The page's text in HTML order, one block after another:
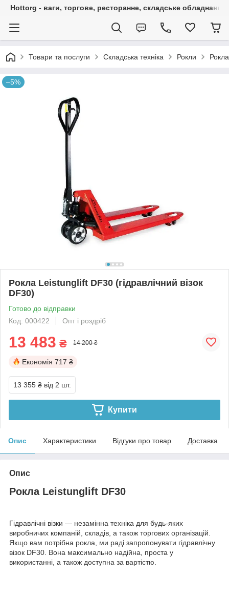
Hottorg - ваги, торгове, ресторанне, складське обладнання
Товари та послуги Складська техніка Рокли
–5%
Рокла Leistunglift DF30 (гідравлічний візок
DF30)
Готово до відправки
Код: 000422
Опт і роздріб
13 483 ₴ 14 200 ₴
Економія 717 ₴
13 355 ₴ від 2 шт.
Купити
Опис Характеристики Відгуки про товар Доставка
Опис
Рокла Leistunglift DF30
Гідравлічні візки — незамінна техніка для будь-яких
виробничих компаній, складів, а також торгових організацій.
Якщо вам потрібна рокла, ми раді запропонувати гідравлічну
візок DF30. Вона максимально надійна, проста у
використанні, а також доступна за вартістю.